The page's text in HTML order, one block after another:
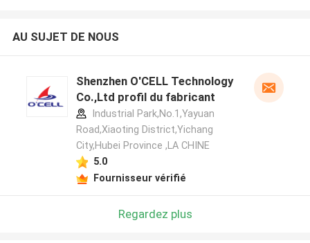
AU SUJET DE NOUS
Shenzhen O'CELL Technology
Co.,Ltd profil du fabricant
Industrial Park,No.1,Yayuan
Road,Xiaoting District,Yichang
City,Hubei Province ,LA CHINE
5.0
Fournisseur vérifié
Regardez plus